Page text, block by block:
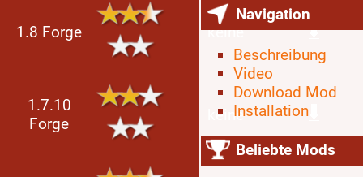
1.8 Forge keine
1.7.10
Forge
keine
Navigation
Beschreibung
Video
Download Mod
Installation
Beliebte Mods